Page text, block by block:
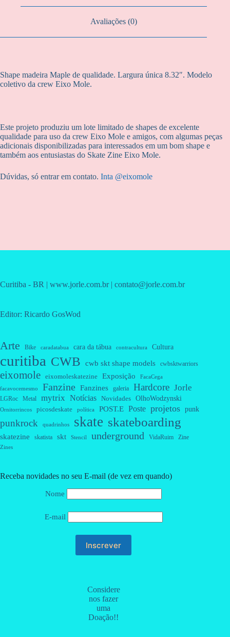
Avaliações (0)
Shape madeira Maple de qualidade. Largura única 8.32″. Modelo
coletivo da crew Eixo Mole.
Este projeto produziu um lote limitado de shapes de excelente
qualidade para uso da crew Eixo Mole e amigos, com algumas peças
adicionais disponibilizadas para interessados em um bom shape e
também aos entusiastas do Skate Zine Eixo Mole.
Dúvidas, só entrar em contato. Inta @eixomole
Curitiba - BR | www.jorle.com.br | contato@jorle.com.br
Editor: Ricardo GosWod
Arte Bike caradatabua cara da tábua contracultura Cultura
curitiba CWB cwb skt shape models cwbsktwarriors
eixomole eixomoleskatezine Exposição FacaCega
facavocemesmo Fanzine Fanzines galeria Hardcore Jorle
LGRoc Metal mytrix Notícias Novidades OlhoWodzynski
Ornitorrincos picosdeskate política POST.E Poste projetos punk
punkrock quadrinhos skate skateboarding
skatezine skatista skt Stencil underground VidaRuim Zine
Zines
Receba novidades no seu E-mail (de vez em quando)
Nome
E-mail
Considere
nos fazer
uma
Doação!!